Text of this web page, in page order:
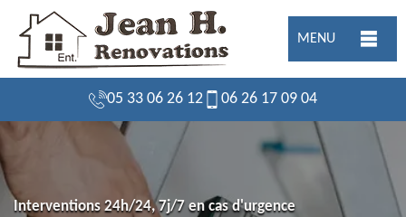
MENU
05 33 06 26 12 06 26 17 09 04
Interventions 24h/24, 7j/7 en cas d'urgence